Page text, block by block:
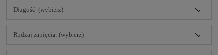
Długość: (wybierz)
Rodzaj zapięcia: (wybierz)